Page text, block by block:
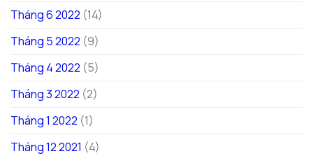
Tháng 6 2022 (14)
Tháng 5 2022 (9)
Tháng 4 2022 (5)
Tháng 3 2022 (2)
Tháng 1 2022 (1)
Tháng 12 2021 (4)